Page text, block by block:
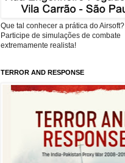
Que tal conhecer a prática do Airsoft?
Participe de simulações de combate
extremamente realista!
TERROR AND RESPONSE